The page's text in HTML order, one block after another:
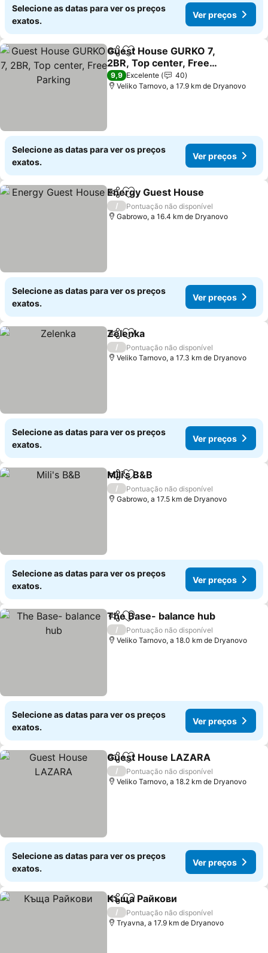
Selecione as datas para ver os preços
exatos.
Ver preços
PartilharAdicionar aos favoritos
Guest House GURKO 7,
2BR, Top center, Free
Parking
Ver preços
9,9 Excelente
40
Veliko Tarnovo, a 17.9 km de Dryanovo
Selecione as datas para ver os preços
exatos.
Ver preços
PartilharAdicionar aos favoritos
Energy Guest House
/
Pontuação não disponível
Gabrowo, a 16.4 km de Dryanovo
Selecione as datas para ver os preços
exatos.
Ver preços
PartilharAdicionar aos favoritos
Zelenka
/
Pontuação não disponível
Veliko Tarnovo, a 17.3 km de Dryanovo
Selecione as datas para ver os preços
exatos.
Ver preços
PartilharAdicionar aos favoritos
Mili's B&B
/
Pontuação não disponível
Gabrowo, a 17.5 km de Dryanovo
Selecione as datas para ver os preços
exatos.
Ver preços
PartilharAdicionar aos favoritos
The Base- balance hub
/
Pontuação não disponível
Veliko Tarnovo, a 18.0 km de Dryanovo
Selecione as datas para ver os preços
exatos.
Ver preços
PartilharAdicionar aos favoritos
Guest House LAZARA
/
Pontuação não disponível
Veliko Tarnovo, a 18.2 km de Dryanovo
Selecione as datas para ver os preços
exatos.
Ver preços
PartilharAdicionar aos favoritos
Къща Райкови
/
Pontuação não disponível
Tryavna, a 17.9 km de Dryanovo